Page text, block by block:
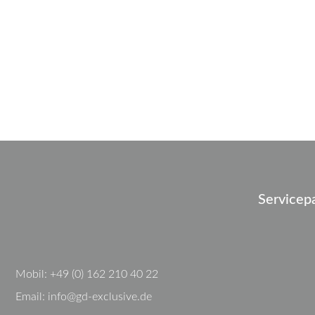
Mobil: +49 (0) 162 210 40 22
Email: info@gd-exclusive.de